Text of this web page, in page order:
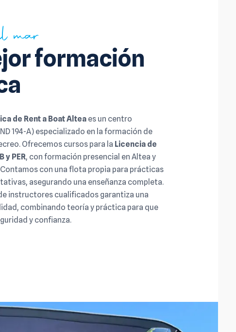
mar
formación
de Rent a Boat Alteaes un centro
194-A) especializado en la formación de
Ofrecemos cursos para la Licencia de
y PER, con formación presencial en Altea y
con una flota propia para prácticas
asegurando una enseñanza completa.
instructores cualificados garantiza una
combinando teoría y práctica para que
y confianza.